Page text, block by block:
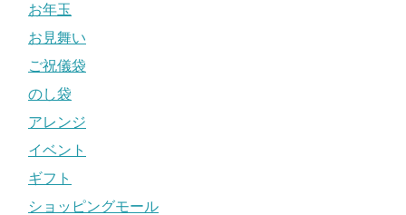
お年玉
お見舞い
ご祝儀袋
のし袋
アレンジ
イベント
ギフト
ショッピングモール